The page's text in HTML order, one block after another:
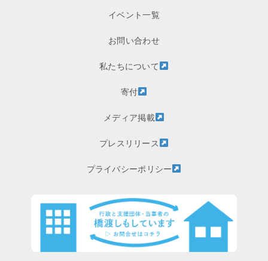
イベント一覧
お問い合わせ
私たちについて
寄付
メディア掲載
プレスリリース
プライバシーポリシー